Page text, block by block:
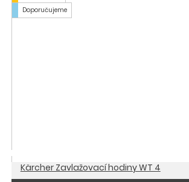
Doporučujeme
Kärcher Zavlažovací hodiny WT 4